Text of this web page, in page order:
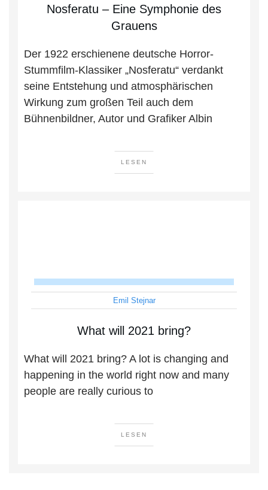
Nosferatu – Eine Symphonie des
Grauens
Der 1922 erschienene deutsche Horror-
Stummfilm-Klassiker „Nosferatu“ verdankt
seine Entstehung und atmosphärischen
Wirkung zum großen Teil auch dem
Bühnenbildner, Autor und Grafiker Albin
LESEN
Emil Stejnar
What will 2021 bring?
What will 2021 bring? A lot is changing and
happening in the world right now and many
people are really curious to
LESEN